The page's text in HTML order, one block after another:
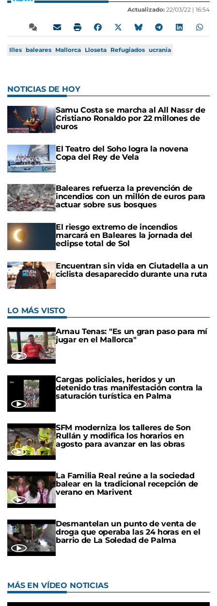
Actualizado: 22/03/22 | 16:54
Illes baleares Mallorca Lloseta Refugiados ucrania
NOTICIAS DE HOY
Samu Costa se marcha al All Nassr de
Cristiano Ronaldo por 22 millones de
euros
El Teatro del Soho logra la novena
Copa del Rey de Vela
Baleares refuerza la prevención de
incendios con un millón de euros para
actuar sobre sus bosques
El riesgo extremo de incendios
marcará en Baleares la jornada del
eclipse total de Sol
Encuentran sin vida en Ciutadella a un
ciclista desaparecido durante una ruta
LO MÁS VISTO
Arnau Tenas: "Es un gran paso para mí
jugar en el Mallorca"
Cargas policiales, heridos y un
detenido tras manifestación contra la
saturación turística en Palma
SFM moderniza los talleres de Son
Rullán y modifica los horarios en
agosto para avanzar en las obras
La Familia Real reúne a la sociedad
balear en la tradicional recepción de
verano en Marivent
Desmantelan un punto de venta de
droga que operaba las 24 horas en el
barrio de La Soledad de Palma
MÁS EN VÍDEO NOTICIAS